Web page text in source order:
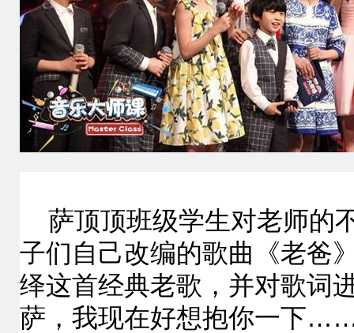
萨顶顶班级学生对老师的
子们自己改编的歌曲《老爸
绎这首经典老歌，并对歌词
萨，我现在好想抱你一下